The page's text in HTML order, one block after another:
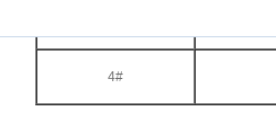
4#